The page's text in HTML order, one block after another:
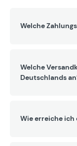
Welche
Welche
Deutschlands
Wie erreiche ich